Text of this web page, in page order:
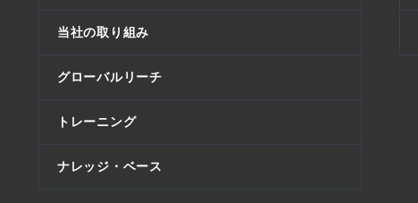
当社の取り組み
グローバルリーチ
トレーニング
ナレッジ・ベース